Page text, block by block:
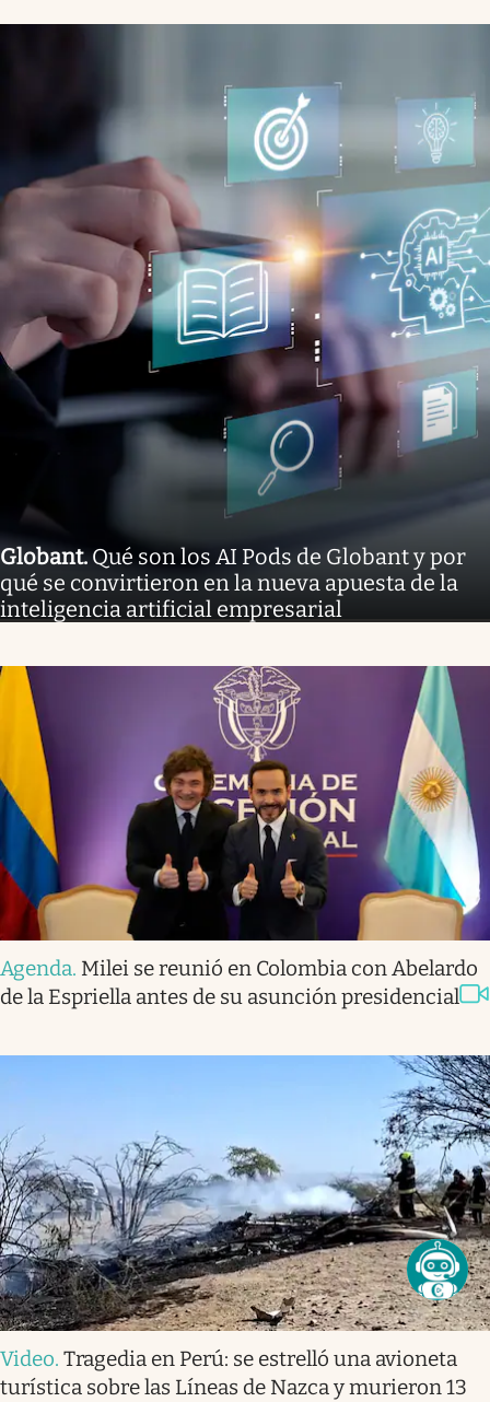
Globant.Qué son los AI Pods de Globant y por
qué se convirtieron en la nueva apuesta de la
inteligencia artificial empresarial
Agenda. Milei se reunió en Colombia con Abelardo
de la Espriella antes de su asunción presidencial
Video. Tragedia en Perú: se estrelló una avioneta
turística sobre las Líneas de Nazca y murieron 13